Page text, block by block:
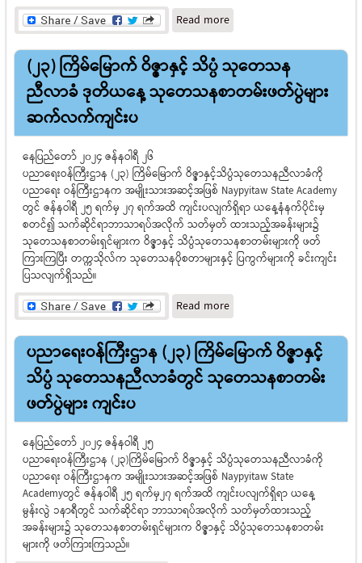
Read moreabout SEA-PLM 2019
အကြံပြုလုပ်ငန်းစဉ်များနှင့်
SEA-PLM 2024 စစ်ဆေး
အကဲဖြတ်မှုလုပ်ငန်းစဉ်များ
ဆွေးနွေးပွဲ ဖွင့်ပွဲအခမ်းအနား
ကျင်းပ
(၂၃) ကြိမ်မြောက် ဝိဇ္ဇာနှင့် သိပ္ပံ သုတေသန
ညီလာခံ ဒုတိယ‌နေ့ သုတေသနစာတမ်းဖတ်ပွဲများ
ဆက်လက်ကျင်းပ
နေပြည်တော် ၂၀၂၄ ဇန်နဝါရီ ၂၆
ပညာရေးဝန်ကြီးဌာန (၂၃) ကြိမ်မြောက် ဝိဇ္ဇာနှင့်သိပ္ပံသုတေသနညီလာခံကို
ပညာ‌ရေး ဝန်ကြီးဌာနက အမျိုးသားအဆင့်အဖြစ် Naypyitaw State Academy
တွင် ဇန်နဝါရီ ၂၅ ရက်မှ ၂၇ ရက်အထိ ကျင်းပလျက်ရှိရာ ယနေ့နံနက်ပိုင်းမှ
စတင်၍ သက်ဆိုင်ရာဘာသာရပ်အလိုက် သတ်မှတ် ထားသည့်အခန်းများ၌
သုတေသနစာတမ်းရှင်များက ဝိဇ္ဇာနှင့် သိပ္ပံသုတေသနစာတမ်းများကို ဖတ်
ကြားကြပြီး တက္ကသိုလ်က သုတေသနပိုစတာများနှင့် ပြကွက်များကို ခင်းကျင်း
ပြသလျက်ရှိသည်။
Read moreabout (၂၃) ကြိမ်မြောက်
ဝိဇ္ဇာနှင့် သိပ္ပံ သုတေသန
ညီလာခံ ဒုတိယ‌နေ့
သုတေသနစာတမ်းဖတ်ပွဲများ
ဆက်လက်ကျင်းပ
ပညာရေးဝန်ကြီးဌာန (၂၃) ကြိမ်မြောက် ဝိဇ္ဇာနှင့်
သိပ္ပံ သုတေသနညီလာခံတွင် သုတေသနစာတမ်း
ဖတ်ပွဲများ ကျင်းပ
နေပြည်တော် ၂၀၂၄ ဇန်နဝါရီ ၂၅
ပညာရေးဝန်ကြီးဌာန (၂၃)ကြိမ်မြောက် ဝိဇ္ဇာနှင့် သိပ္ပံသုတေသနညီလာခံကို
ပညာ‌ရေး ဝန်ကြီးဌာနက အမျိုးသားအဆင့်အဖြစ် Naypyitaw State
Academyတွင် ဇန်နဝါရီ ၂၅ ရက်မှ၂၇ ရက်အထိ ကျင်းပလျက်ရှိရာ ယနေ့
မွန်းလွဲ ၁နာရီတွင် သက်ဆိုင်ရာ ဘာသာရပ်အလိုက် သတ်မှတ်ထားသည့်
အခန်းများ၌ သုတေသနစာတမ်းရှင်များက ဝိဇ္ဇာနှင့် သိပ္ပံသုတေသနစာတမ်း
များကို ဖတ်ကြားကြသည်။